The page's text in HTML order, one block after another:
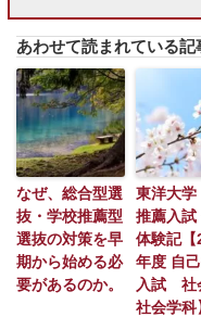
あわせて読まれている記
なぜ、総合型選
抜・学校推薦型
選抜の対策を早
期から始める必
要があるのか。
東洋大学
推薦入試
体験記【
年度 自
入試 社
社会学科